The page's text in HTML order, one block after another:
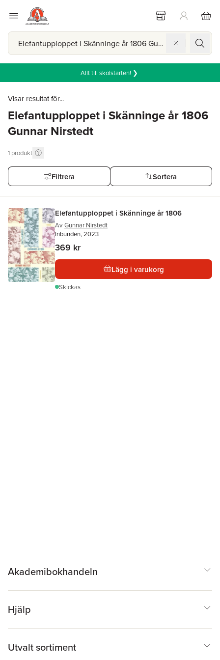
Allt till skolstarten! ❯
Visar resultat för...
Elefantupploppet i Skänninge år 1806
Gunnar Nirstedt
1 produkt
Filtrera Sortera
Elefantupploppet i Skänninge år 1806
Av Gunnar Nirstedt
Inbunden, 2023
369 kr
Lägg i varukorg
Skickas
Akademibokhandeln
Hjälp
Utvalt sortiment